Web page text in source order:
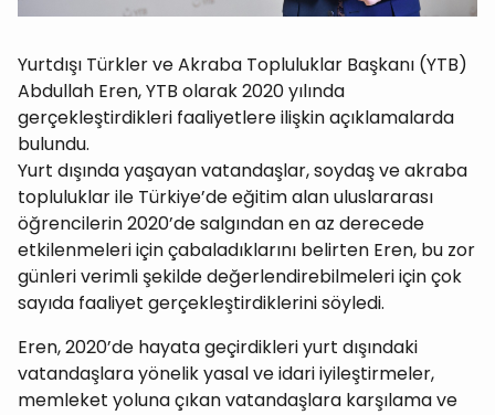
Yurtdışı Türkler ve Akraba Topluluklar Başkanı (YTB)
Abdullah Eren, YTB olarak 2020 yılında
gerçekleştirdikleri faaliyetlere ilişkin açıklamalarda
bulundu.
Yurt dışında yaşayan vatandaşlar, soydaş ve akraba
topluluklar ile Türkiye’de eğitim alan uluslararası
öğrencilerin 2020’de salgından en az derecede
etkilenmeleri için çabaladıklarını belirten Eren, bu zor
günleri verimli şekilde değerlendirebilmeleri için çok
sayıda faaliyet gerçekleştirdiklerini söyledi.
Eren, 2020’de hayata geçirdikleri yurt dışındaki
vatandaşlara yönelik yasal ve idari iyileştirmeler,
memleket yoluna çıkan vatandaşlara karşılama ve